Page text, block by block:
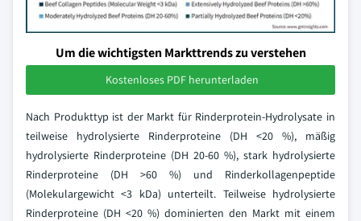
Um die wichtigsten Markttrends zu verstehen
Kostenloses PDF herunterladen
Nach Produkttyp ist der Markt für Rinderprotein-Hydrolysate in
teilweise hydrolysierte Rinderproteine (DH <20 %), mäßig
hydrolysierte Rinderproteine (DH 20-60 %), stark hydrolysierte
Rinderproteine (DH >60 %) und Rinderkollagenpeptide
(Molekulargewicht <3 kDa) unterteilt. Teilweise hydrolysierte
Rinderproteine (DH <20 %) dominierten den Markt mit einem